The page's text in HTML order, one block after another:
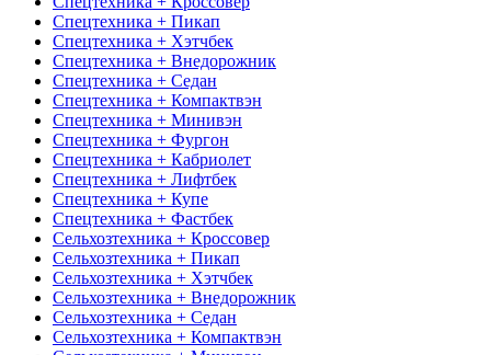
Спецтехника + Пикап
Спецтехника + Хэтчбек
Спецтехника + Внедорожник
Спецтехника + Седан
Спецтехника + Компактвэн
Спецтехника + Минивэн
Спецтехника + Фургон
Спецтехника + Кабриолет
Спецтехника + Лифтбек
Спецтехника + Купе
Спецтехника + Фастбек
Сельхозтехника + Кроссовер
Сельхозтехника + Пикап
Сельхозтехника + Хэтчбек
Сельхозтехника + Внедорожник
Сельхозтехника + Седан
Сельхозтехника + Компактвэн